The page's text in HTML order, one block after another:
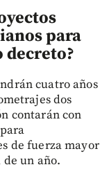
para
decreto?
cuatro años
dos
contarán con
de fuerza mayor
un año.